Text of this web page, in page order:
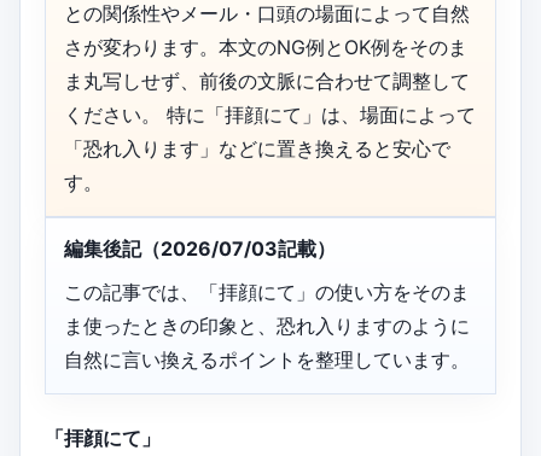
との関係性やメール・口頭の場面によって自然
さが変わります。本文のNG例とOK例をそのま
ま丸写しせず、前後の文脈に合わせて調整して
ください。 特に「拝顔にて」は、場面によって
「恐れ入ります」などに置き換えると安心で
す。
編集後記（2026/07/03記載）
この記事では、「拝顔にて」の使い方をそのま
ま使ったときの印象と、恐れ入りますのように
自然に言い換えるポイントを整理しています。
「拝顔にて」